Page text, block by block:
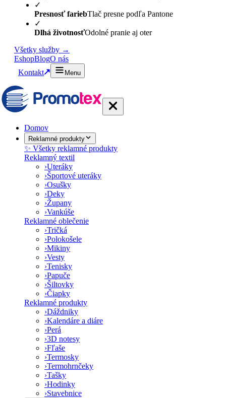
✓
Presnosť fariebTlač presne podľa Pantone
✓
Dlhá životnosťOdolné pranie aj oter
Všetky služby →
EshopBlogO nás
Kontakt
Menu
Domov
Reklamné produkty
✨ Všetky reklamné produkty
Reklamný textil
›Uteráky
›Športové uteráky
›Osušky
›Deky
›Župany
›Vankúše
Reklamné oblečenie
›Tričká
›Polokošele
›Mikiny
›Vesty
›Tenisky
›Papuče
›Šiltovky
›Čiapky
Reklamné produkty
›Dáždniky
›Kalendáre a diáre
›Perá
›3D notesy
›Fľaše
›Termosky
›Termohrnčeky
›Tašky
›Hodinky
›Stavebnice